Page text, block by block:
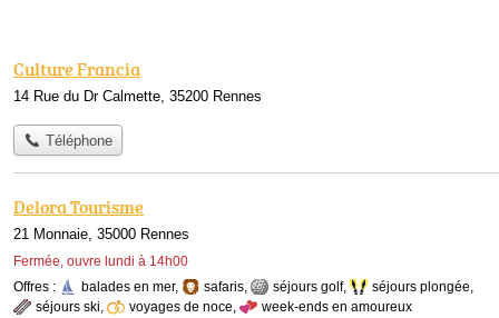
Culture Francia
14 Rue du Dr Calmette, 35200 Rennes
Téléphone
Delora Tourisme
21 Monnaie, 35000 Rennes
Fermée, ouvre lundi à 14h00
Offres :
balades en mer, safaris, séjours golf, séjours plongée,
séjours ski, voyages de noce, week-ends en amoureux